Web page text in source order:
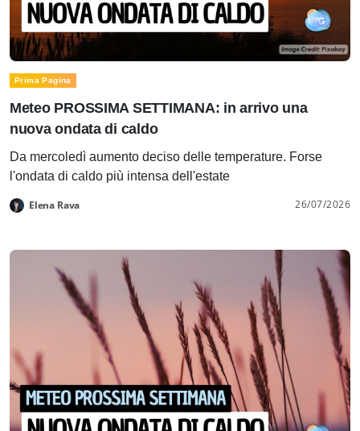
Prima Pagina
Meteo PROSSIMA SETTIMANA: in arrivo una
nuova ondata di caldo
Da mercoledì aumento deciso delle temperature. Forse
l'ondata di caldo più intensa dell'estate
Elena Rava 26/07/2026